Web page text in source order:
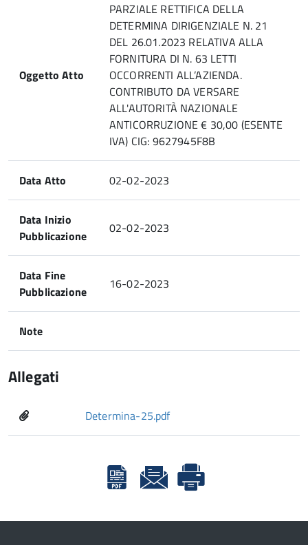
Oggetto Atto
PARZIALE RETTIFICA DELLA
DETERMINA DIRIGENZIALE N. 21
DEL 26.01.2023 RELATIVA ALLA
FORNITURA DI N. 63 LETTI
OCCORRENTI ALL’AZIENDA.
CONTRIBUTO DA VERSARE
ALL'AUTORITÀ NAZIONALE
ANTICORRUZIONE € 30,00 (ESENTE
IVA) CIG: 9627945F8B
Data Atto 02-02-2023
Data Inizio
Pubblicazione
02-02-2023
Data Fine
Pubblicazione
16-02-2023
Note
Allegati
Determina-25.pdf